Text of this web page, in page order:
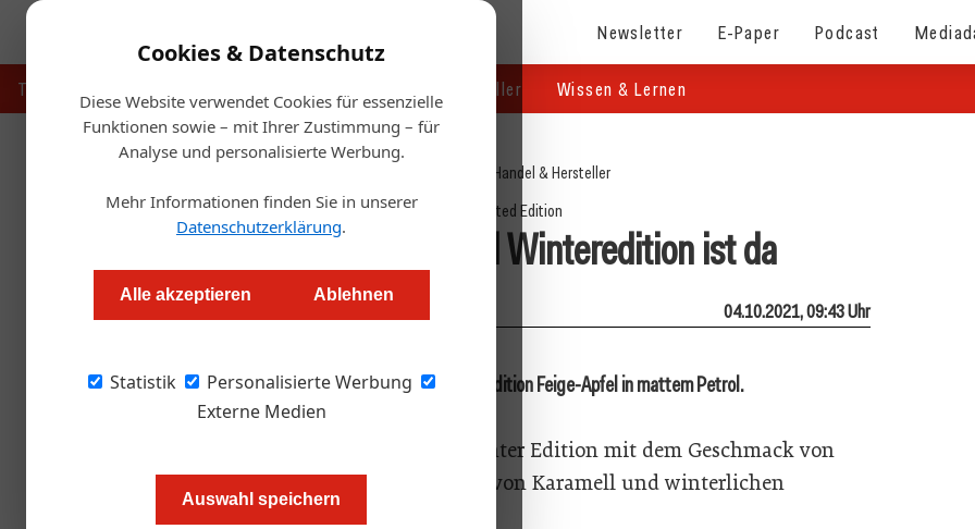
Cookies & Datenschutz
Diese Website verwendet Cookies für essenzielle
Funktionen sowie – mit Ihrer Zustimmung – für
Analyse und personalisierte Werbung.
Mehr Informationen finden Sie in unserer
Datenschutzerklärung.
Alle akzeptieren Ablehnen
Statistik
Personalisierte Werbung
Externe Medien
Auswahl speichern
Newsletter E-Paper Podcast
Touristik Handel & Hersteller Wissen & Lernen
Handel & Hersteller
Limited Edition
Die neue Red Bull Winteredition ist da
Redaktion.OEGZ 04.10.2021, 09:43 Uhr
Ab sofort erhältlich: Die Red Bull Winter 2022 Edition Feige-Apfel in mattem Petrol.
Dieses Jahr schneit die Red Bull Winter Edition mit dem Geschmack von
Feige-Apfel, einem leichten Hauch von Karamell und winterlichen
Gewürznoten herein.